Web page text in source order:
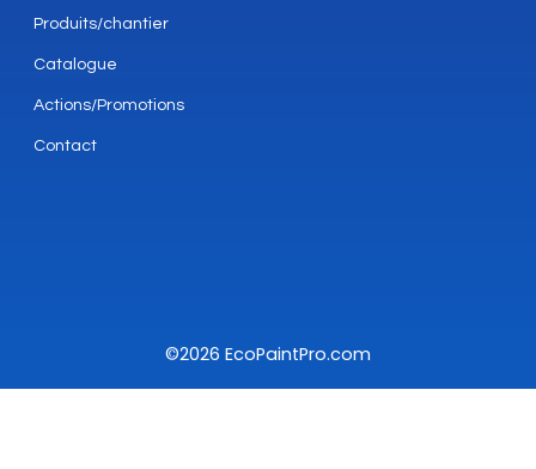
Produits/chantier
Catalogue
Actions/Promotions
Contact
©2026 EcoPaintPro.com